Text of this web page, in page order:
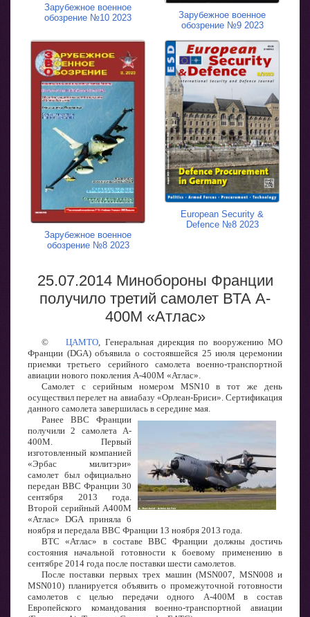
Зарубежное военное
обозрение №10 2023
Зарубежное военное
обозрение №9 2023
Зарубежное военное
обозрение №8 2023
European Security &
Defence №8 2023
25.07.2014 Минобороны Франции
получило третий самолет ВТА A-
400M «Атлас»
© ЦАМТО , Генеральная дирекция по вооружению МО
Франции (DGA) объявила о состоявшейся 25 июля церемонии
приемки третьего серийного самолета военно-транспортной
авиации нового поколения A-400M «Атлас».
Самолет с серийным номером MSN10 в тот же день
осуществил перелет на авиабазу «Орлеан-Бриси». Сертификация
данного самолета завершилась в середине мая.
Ранее ВВС Франции
получили 2 самолета A-
400M. Первый
изготовленный компанией
«Эрбас милитэри»
самолет был официально
передан ВВС Франции 30
сентября 2013 года.
Второй серийный A400M
«Атлас» DGA приняла 6
ноября и передала ВВС Франции 13 ноября 2013 года.
ВТС «Атлас» в составе ВВС Франции должны достичь
состояния начальной готовности к боевому применению в
сентябре 2014 года после поставки шести самолетов.
После поставки первых трех машин (MSN007, MSN008 и
MSN010) планируется объявить о промежуточной готовности
самолетов с целью передачи одного A-400M в состав
Европейского командования военно-транспортной авиации